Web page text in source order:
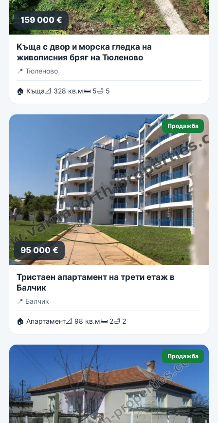
159 000 €
Kъща с двор и морска гледка на
живописния бряг на Тюленово
📍 Тюленово
🏠 Къща📐 328 кв.м🛏 5🛁 5
Продажба
95 000 €
Тристаен апартамент на трети етаж в
Балчик
📍 Балчик
🏠 Апартамент📐 98 кв.м🛏 2🛁 2
Продажба